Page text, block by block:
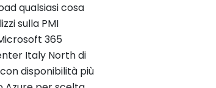
qualsiasi cosa
sulla PMI
365
Italy North di
disponibilità più